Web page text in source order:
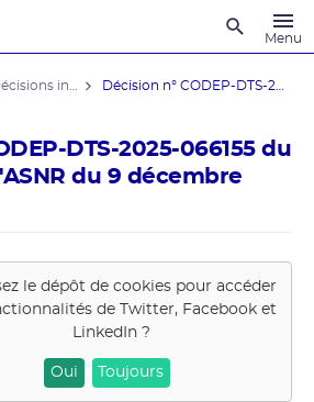
Menu
DTS-2025-066155 du
du 9 décembre
le dépôt de cookies pour accéder
de Twitter, Facebook et
LinkedIn?
Oui Toujours